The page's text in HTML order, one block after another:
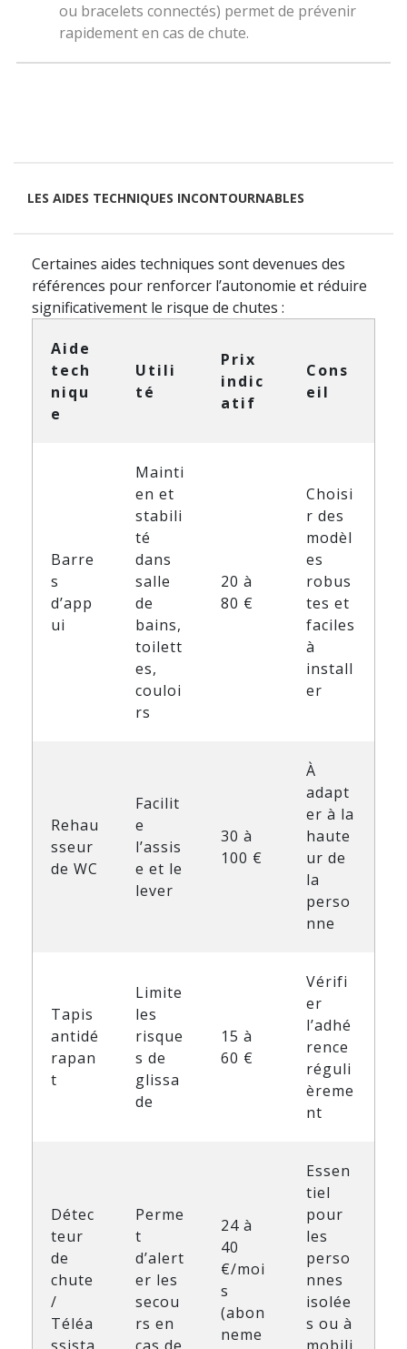
ou bracelets connectés) permet de prévenir
rapidement en cas de chute.
LES AIDES TECHNIQUES INCONTOURNABLES
Certaines aides techniques sont devenues des
références pour renforcer l’autonomie et réduire
significativement le risque de chutes :
Aide
tech
niqu
e
Utili
té
Prix
indic
atif
Cons
eil
Barre
s
d’app
ui
Mainti
en et
stabili
té
dans
salle
de
bains,
toilett
es,
couloi
rs
20 à
80 €
Choisi
r des
modèl
es
robus
tes et
faciles
à
install
er
Rehau
sseur
de WC
Facilit
e
l’assis
e et le
lever
30 à
100 €
À
adapt
er à la
haute
ur de
la
perso
nne
Tapis
antidé
rapan
t
Limite
les
risque
s de
glissa
de
15 à
60 €
Vérifi
er
l’adhé
rence
réguli
èreme
nt
Détec
teur
de
chute
/
Téléa
Perme
t
d’alert
er les
secou
rs en
24 à
40
€/moi
s
(abon
neme
Essen
tiel
pour
les
perso
nnes
isolée
s ou à